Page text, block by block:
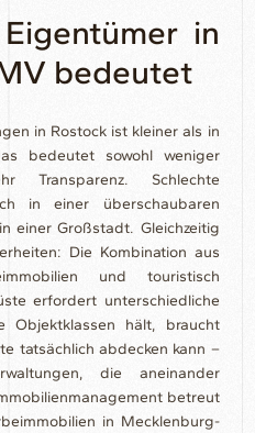
in
bedeutet
in Rostock ist kleiner als in
bedeutet sowohl weniger
Transparenz. Schlechte
in einer überschaubaren
einer Großstadt. Gleichzeitig
Die Kombination aus
und touristisch
erfordert unterschiedliche
Objektklassen hält, braucht
tatsächlich abdecken kann –
die aneinander
betreut
in Mecklenburg-